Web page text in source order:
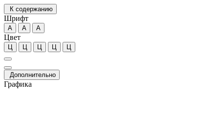
К содержанию
Шрифт
А А А
Цвет
Ц Ц Ц Ц Ц
Дополнительно
Графика